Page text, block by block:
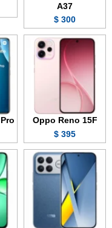
A37
300 $
Oppo Reno 15F
395 $